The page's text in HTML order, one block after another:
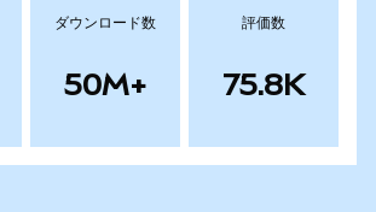
ダウンロード数
50M+
評価数
75.8K